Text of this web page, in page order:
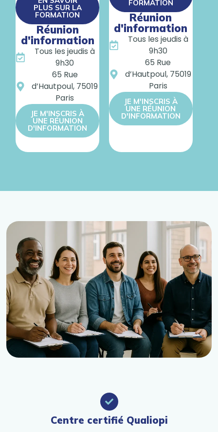
PLUS SUR LA
FORMATION
Réunion
d'information
Tous les jeudis à
9h30
65 Rue
d’Hautpoul, 75019
Paris
JE M'INSCRIS À
UNE RÉUNION
D'INFORMATION
FORMATION
Réunion
d'information
Tous les jeudis à
9h30
65 Rue
d’Hautpoul, 75019
Paris
JE M'INSCRIS À
UNE RÉUNION
D'INFORMATION
Centre certifié Qualiopi